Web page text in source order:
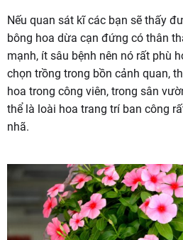
Nếu quan sát kĩ các bạn sẽ thấy
bông hoa dừa cạn đứng có thân
mạnh, ít sâu bệnh nên nó rất phù
chọn trồng trong bồn cảnh quan,
hoa trong công viên, trong sân
thể là loài hoa trang trí ban công
nhã.